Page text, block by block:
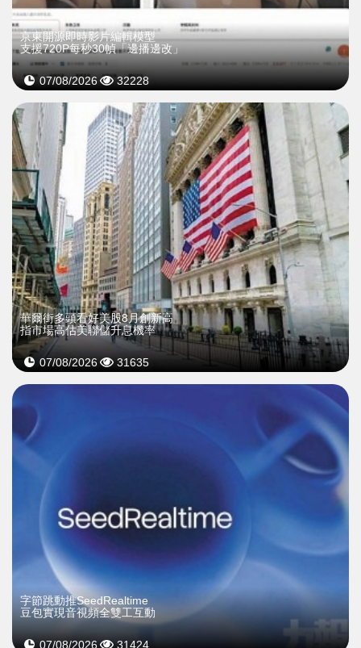
京東開源即時影片編輯模型
支援720P每秒30幀「邊播邊改」
07/08/2026 32228
華爾街多頭看好美股8月創新高
指市場高估美聯儲升息機率
07/08/2026 31635
字節跳動推SeedRealtime
豆包實現音視頻全雙工互動
07/08/2026 31424